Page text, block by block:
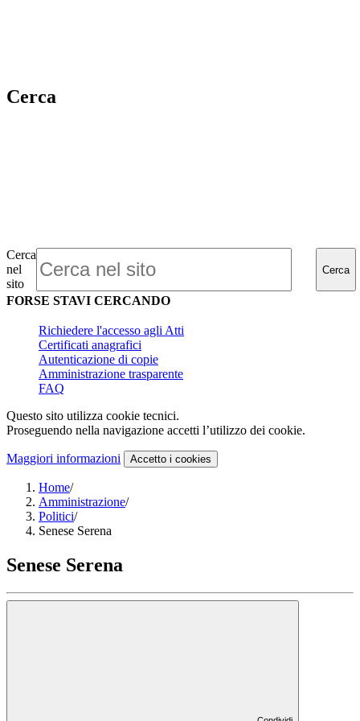
Cerca
Cerca
nel
sito
Cerca
FORSE STAVI CERCANDO
Richiedere l'accesso agli Atti
Certificati anagrafici
Autenticazione di copie
Amministrazione trasparente
FAQ
Questo sito utilizza cookie tecnici.
Proseguendo nella navigazione accetti l’utilizzo dei cookie.
Maggiori informazioni Accetto i cookies
Home/
Amministrazione/
Politici/
Senese Serena
Senese Serena